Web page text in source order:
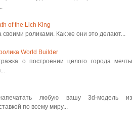
of the Lich King
своими роликами. Как же они это делают...
World Builder
о построении целого города мечты
любую вашу 3d-модель из
по всему миру...